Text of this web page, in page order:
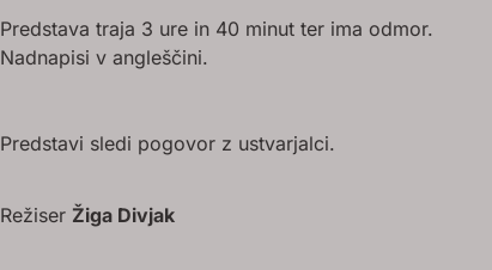
Predstava traja 3 ure in 40 minut ter ima odmor.
Nadnapisi v angleščini.
Predstavi sledi pogovor z ustvarjalci.
Režiser Žiga Divjak